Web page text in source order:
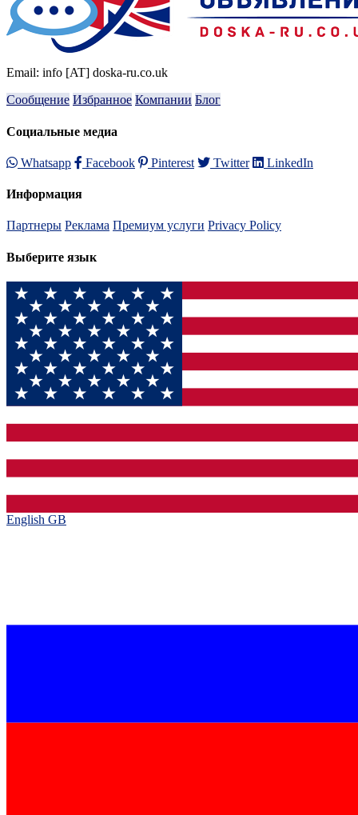
Email: info [AT] doska-ru.co.uk
Сообщение Избранное Компании Блог
Социальные медиа
Whatsapp Facebook Pinterest Twitter LinkedIn
Информация
Партнеры Реклама Премиум услуги Privacy Policy
Выберите язык
English GB‎